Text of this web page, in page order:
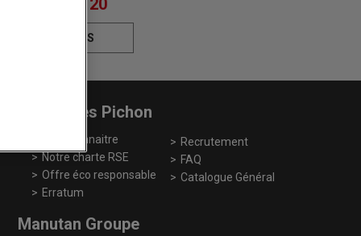
NOUS
Papeteries Pichon
Nous connaitre
Notre charte RSE
Offre éco responsable
Erratum
Recrutement
FAQ
Catalogue Général
Manutan Groupe